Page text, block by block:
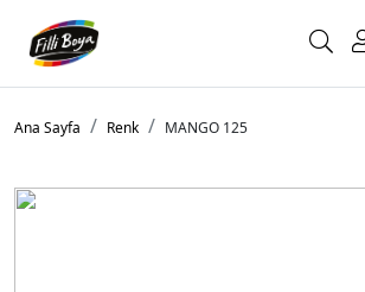
Ana Sayfa Renk MANGO 125